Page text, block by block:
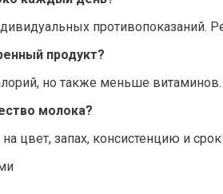
противопоказаний.
продукт?
но также меньше
молока?
цвет, запах, консистенцию и срок